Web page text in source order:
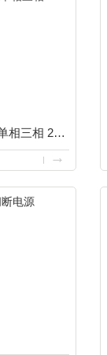
UPS不间断电源 工频电源单相三相 220/380VUPS电源